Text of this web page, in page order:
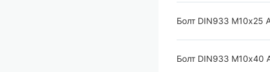
Болт DIN933 М10х25
Болт DIN933 М10х40